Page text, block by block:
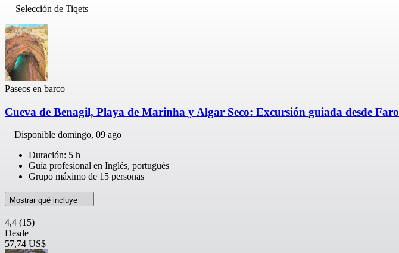
Selección de Tiqets
Paseos en barco
Cueva de Benagil, Playa de Marinha y Algar Seco: Excursión guiada desde Faro
Disponible domingo, 09 ago
Duración: 5 h
Guía profesional en Inglés, portugués
Grupo máximo de 15 personas
Mostrar qué incluye
4,4 (15)
Desde
57,74 US$